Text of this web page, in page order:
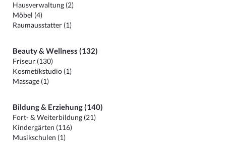
Hausverwaltung (2)
Möbel (4)
Raumausstatter (1)
Beauty & Wellness (132)
Friseur (130)
Kosmetikstudio (1)
Massage (1)
Bildung & Erziehung (140)
Fort- & Weiterbildung (21)
Kindergärten (116)
Musikschulen (1)